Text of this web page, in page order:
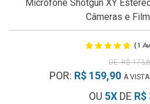
Microfone Shotgun XY
Câmeras e
(1
R$
POR: R$ 159,90 À
OU 5XDE R$